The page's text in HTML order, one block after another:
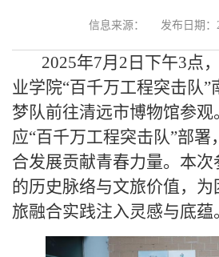
信息来源： 发布日期：
2025年7月2日下午3点
业学院“百千万工程突击队
梦队前往清远市博物馆参
应“百千万工程突击队”部署
合发展贡献青春力量。本次
的历史脉络与文旅价值，
旅融合实践注入灵感与底蕴